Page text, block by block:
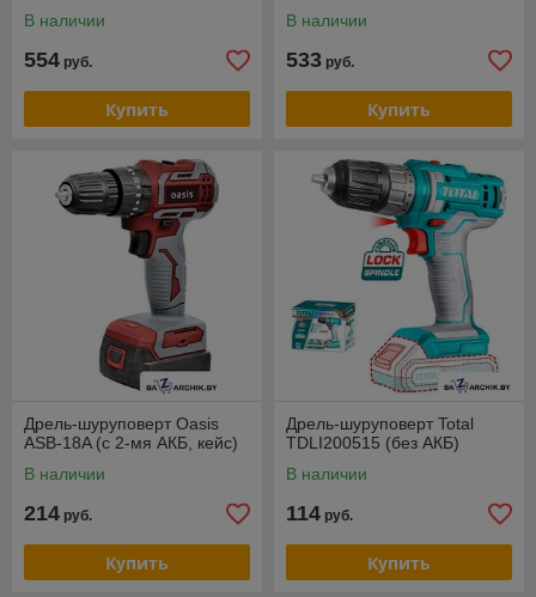
В наличии
554 руб.
Купить
В наличии
533 руб.
Купить
Дрель-шуруповерт Oasis
ASB-18A (с 2-мя АКБ, кейс)
В наличии
214 руб.
Купить
Дрель-шуруповерт Total
TDLI200515 (без АКБ)
В наличии
114 руб.
Купить